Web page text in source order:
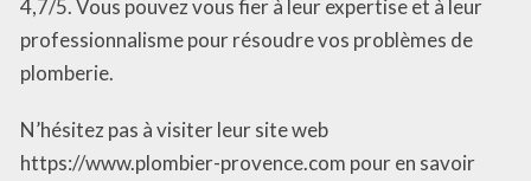
4,7/5. Vous pouvez vous fier à leur expertise et à leur
professionnalisme pour résoudre vos problèmes de
plomberie.
N’hésitez pas à visiter leur site web
https://www.plombier-provence.com pour en savoir